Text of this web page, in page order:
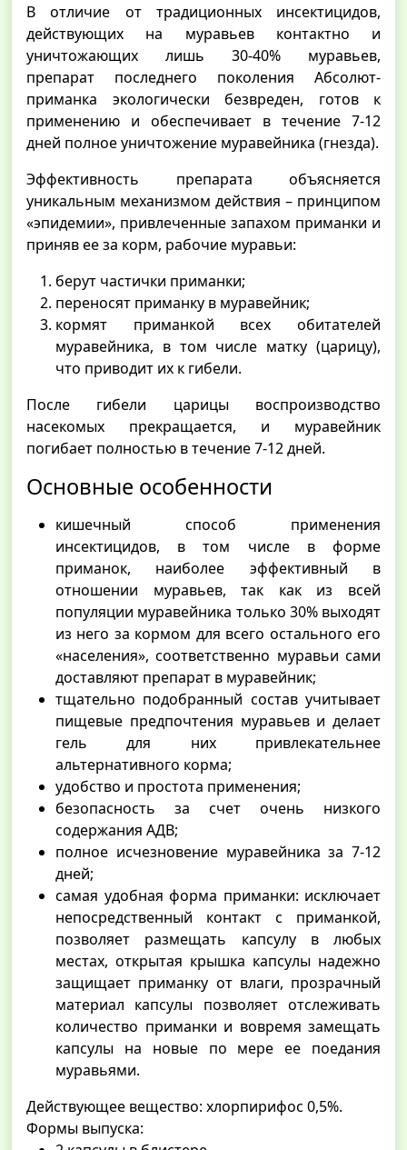
В отличие от традиционных инсектицидов,
действующих на муравьев контактно и
уничтожающих лишь 30-40% муравьев,
препарат последнего поколения Абсолют-
приманка экологически безвреден, готов к
применению и обеспечивает в течение 7-12
дней полное уничтожение муравейника (гнезда).
Эффективность препарата объясняется
уникальным механизмом действия – принципом
«эпидемии», привлеченные запахом приманки и
приняв ее за корм, рабочие муравьи:
берут частички приманки;
переносят приманку в муравейник;
кормят приманкой всех обитателей
муравейника, в том числе матку (царицу),
что приводит их к гибели.
После гибели царицы воспроизводство
насекомых прекращается, и муравейник
погибает полностью в течение 7-12 дней.
Основные особенности
кишечный способ применения
инсектицидов, в том числе в форме
приманок, наиболее эффективный в
отношении муравьев, так как из всей
популяции муравейника только 30% выходят
из него за кормом для всего остального его
«населения», соответственно муравьи сами
доставляют препарат в муравейник;
тщательно подобранный состав учитывает
пищевые предпочтения муравьев и делает
гель для них привлекательнее
альтернативного корма;
удобство и простота применения;
безопасность за счет очень низкого
содержания АДВ;
полное исчезновение муравейника за 7-12
дней;
самая удобная форма приманки: исключает
непосредственный контакт с приманкой,
позволяет размещать капсулу в любых
местах, открытая крышка капсулы надежно
защищает приманку от влаги, прозрачный
материал капсулы позволяет отслеживать
количество приманки и вовремя замещать
капсулы на новые по мере ее поедания
муравьями.
Действующее вещество: хлорпирифос 0,5%.
Формы выпуска: